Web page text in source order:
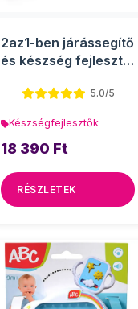
2az1-ben járássegítő
és készség fejlesztő
5.0/5
Készségfejlesztők
18 390 Ft
RÉSZLETEK